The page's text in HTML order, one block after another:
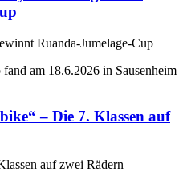
am 18.6.2026 in Sausenheim
– Die 7. Klassen auf